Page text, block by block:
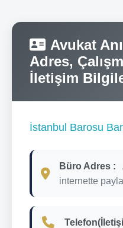
Avukat
Adres,
İletişim
İstanbul Barosu
Büro Adres :
internette